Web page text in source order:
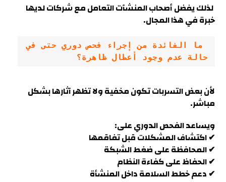
لذلك يفضل أصحاب المنشآت التعامل مع شركات لديها
خبرة في هذا المجال.
ما الفائدة من إجراء فحص دوري حتى في
حالة عدم وجود أعطال ظاهرة؟
لأن بعض التسربات تكون مخفية ولا تظهر آثارها بشكل
مباشر.
ويساعد الفحص الدوري على:
✔ اكتشاف المشكلات قبل تفاقمها
✔ المحافظة على ضغط الشبكة
✔ الحفاظ على كفاءة النظام
✔ دعم خطط السلامة داخل المنشأة